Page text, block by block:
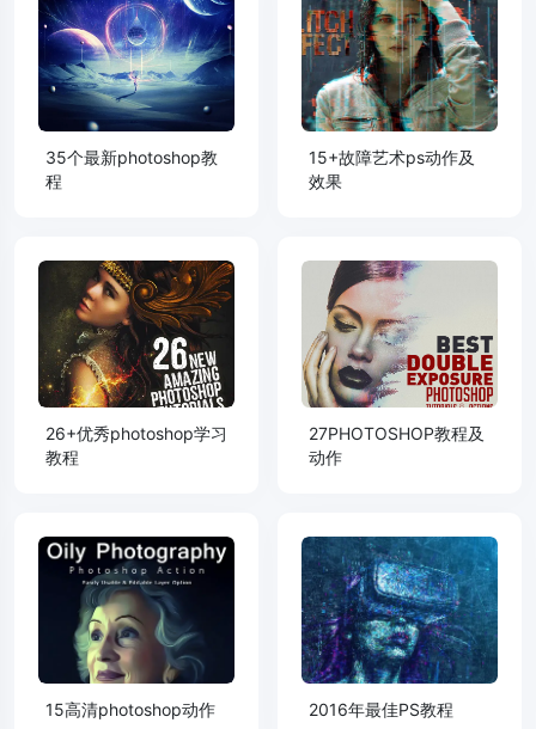
35个最新photoshop教
程
15+故障艺术ps动作及
效果
26+优秀photoshop学习
教程
27PHOTOSHOP教程及
动作
15高清photoshop动作 2016年最佳PS教程